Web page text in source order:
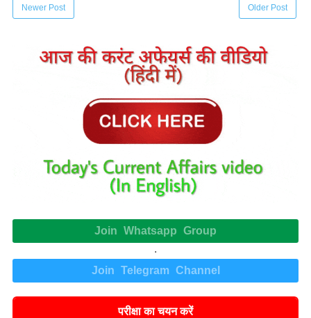
Newer Post Older Post
Join Whatsapp Group
.
Join Telegram Channel
परीक्षा का चयन करें